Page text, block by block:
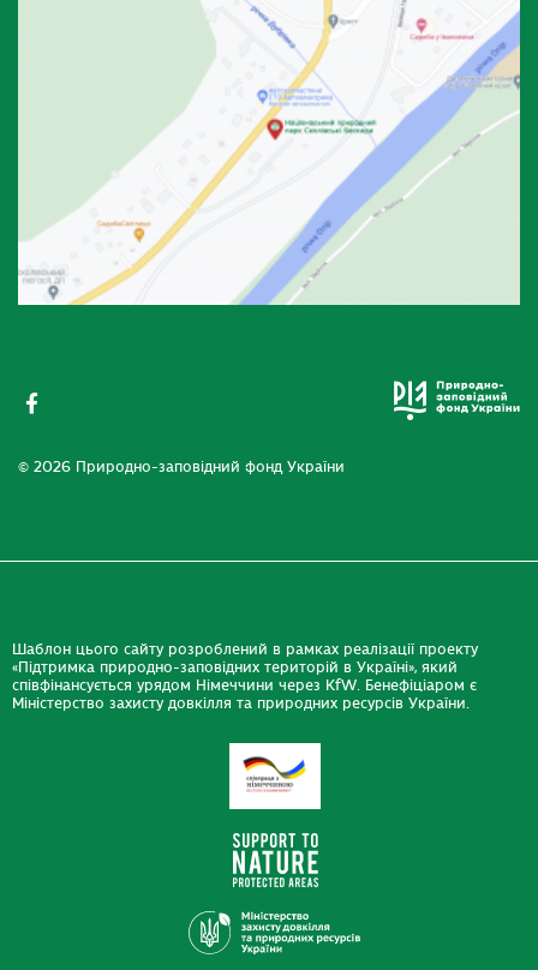
© 2026 Природно-заповідний фонд України
Шаблон цього сайту розроблений в рамках реалізації проекту
«Підтримка природно-заповідних територій в Україні», який
співфінансується урядом Німеччини через KfW. Бенефіціаром є
Міністерство захисту довкілля та природних ресурсів України.